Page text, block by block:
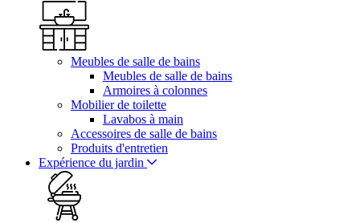
Meubles de salle de bains
Meubles de salle de bains
Armoires à colonnes
Mobilier de toilette
Lavabos à main
Accessoires de salle de bains
Produits d'entretien
Expérience du jardin